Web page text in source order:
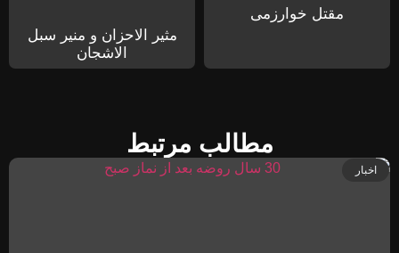
مقتل خوارزمی
مثیر الاحزان و منیر سبل
الاشجان
مطالب مرتبط
اخبار